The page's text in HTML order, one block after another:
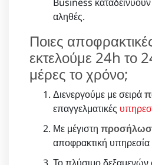
αληθές.
Ποιες
εκτελούμε 24h το
μέρες το χρόνο;
Διενεργούμε με σειρά
επαγγελματικές
Με μέγιστη
αποφρακτική